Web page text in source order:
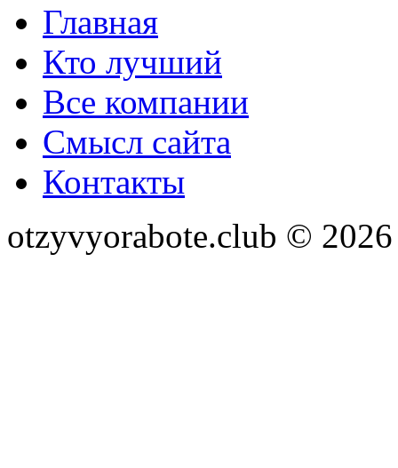
Главная
Кто лучший
Все компании
Смысл сайта
Контакты
otzyvyorabote.club © 2026